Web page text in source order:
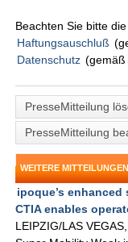
Beachten Sie bitte
Haftungsauschluß
Datenschutz (gemäß
PresseMitteilung
PresseMitteilung
WEITERE
ipoque’s
CTIA enables
LEIPZIG/LAS